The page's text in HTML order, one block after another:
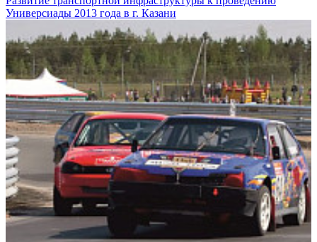
Универсиады 2013 года в г. Казани